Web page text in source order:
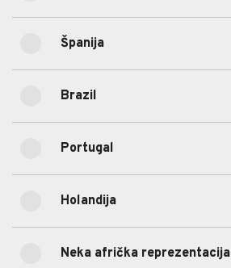
Portugal
Holandija
Neka afrička reprezentacija
Španija
Brazil
Portugal
Holandija
Neka afrička reprezentacija